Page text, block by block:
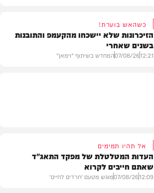
כשהאש בוערת!
הזיכרונות שלא יישכחו מהקעמפ והתובנות
בשנים שאחרי
12:21
07/08/26המחדש בשיתוף "וימאן"
אל תהיו תמימים
העדות המטלטלת של מפקד התאג"ד
שאתם חייבים לקרוא
12:09
07/08/26מוגש מטעם 'חרדים לחיים'